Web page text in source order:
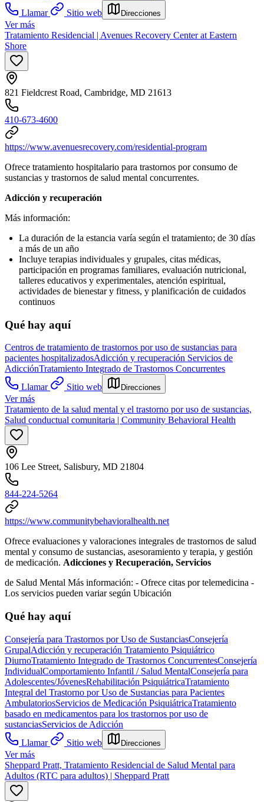
Llamar
Sitio web Direcciones
Ver más
Tratamiento Residencial | Avenues Recovery Center at Eastern
Shore
821 Fieldcrest Road, Cambridge, MD 21613
410-673-4600
https://www.avenuesrecovery.com/residential-program
Ofrece tratamiento hospitalario para trastornos por consumo de
sustancias y trastornos de salud mental concurrentes.
Adicción y recuperación
Más información:
La duración de la estancia varía según el tratamiento; de 30 días
a más de un año
Incluye terapias individuales y grupales, citas médicas,
participación en programas familiares, evaluación nutricional,
talleres educativos y experimentales, atención espiritual,
actividades de bienestar y fitness, y planificación de cuidados
continuos
Qué hay aquí
Centros de tratamiento de trastornos por uso de sustancias para
pacientes hospitalizadosAdicción y recuperación Servicios de
AdicciónTratamiento Integrado de Trastornos Concurrentes
Llamar
Sitio web Direcciones
Ver más
Tratamiento de la salud mental y el trastorno por uso de sustancias,
Salud conductual comunitaria | Community Behavioral Health
106 Lee Street, Salisbury, MD 21804
844-224-5264
https://www.communitybehavioralhealth.net
Ofrece evaluaciones y valoraciones integrales de trastornos de salud
mental y consumo de sustancias, asesoramiento y terapia, y gestión
de medicación. Adicciones y Recuperación, Servicios
de Salud Mental Más información: - Ofrece citas por telemedicina -
Los servicios pueden variar según Ubicación
Qué hay aquí
Consejería para Trastornos por Uso de SustanciasConsejería
GrupalAdicción y recuperación Tratamiento Psiquiátrico
DiurnoTratamiento Integrado de Trastornos ConcurrentesConsejería
IndividualComportamiento Infantil / Salud MentalConsejería para
Adolescentes/JóvenesRehabilitación PsiquiátricaTratamiento
Integral del Trastorno por Uso de Sustancias para Pacientes
AmbulatoriosServicios de Medicación PsiquiátricaTratamiento
basado en medicamentos para los trastornos por uso de
sustanciasServicios de Adicción
Llamar
Sitio web Direcciones
Ver más
Sheppard Pratt, Tratamiento Residencial de Salud Mental para
Adultos (RTC para adultos) | Sheppard Pratt